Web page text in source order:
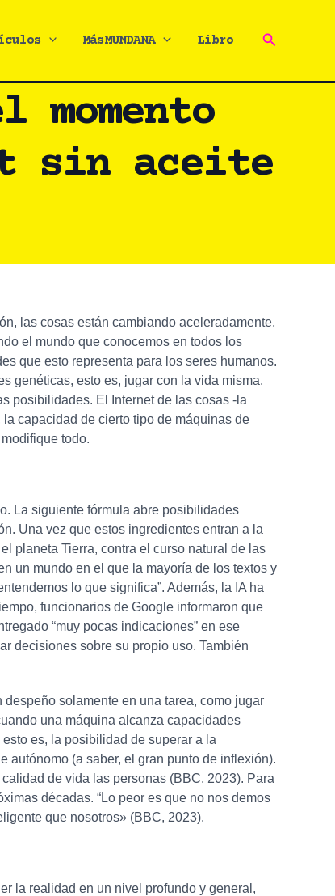
MásMUNDANA Libro Buscar
sin aceite
las cosas están cambiando aceleradamente,
el mundo que conocemos en todos los
que esto representa para los seres humanos.
genéticas, esto es, jugar con la vida misma.
posibilidades. El Internet de las cosas -la
capacidad de cierto tipo de máquinas de
todo.
La siguiente fórmula abre posibilidades
Una vez que estos ingredientes entran a la
planeta Tierra, contra el curso natural de las
un mundo en el que la mayoría de los textos y
lo que significa”. Además, la IA ha
funcionarios de Google informaron que
“muy pocas indicaciones” en ese
decisiones sobre su propio uso. También
solamente en una tarea, como jugar
una máquina alcanza capacidades
es, la posibilidad de superar a la
autónomo (a saber, el gran punto de inflexión).
de vida las personas (BBC, 2023). Para
décadas. “Lo peor es que no nos demos
que nosotros» (BBC, 2023).
la realidad en un nivel profundo y general,